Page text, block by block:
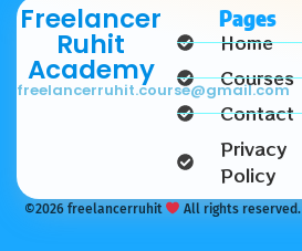
Freelancer
Ruhit
Academy
freelancerruhit.course@gmail.com
Pages
Home
Courses
Contact
Privacy
Policy
©2026 freelancerruhit All rights reserved.